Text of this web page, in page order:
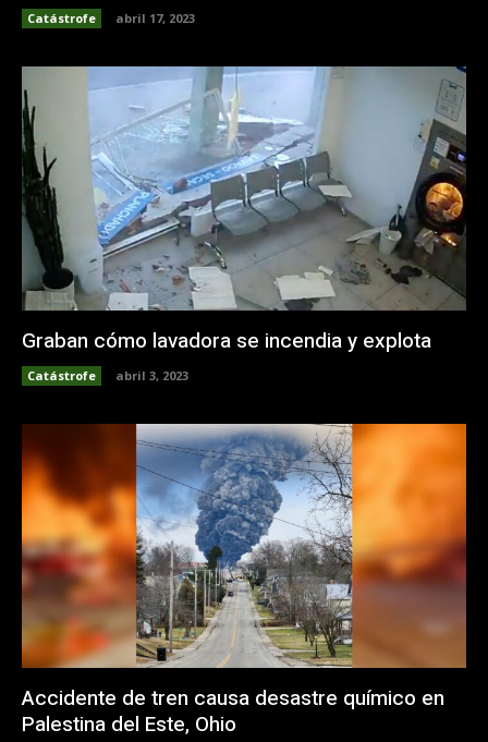
Catástrofe abril 17, 2023
Graban cómo lavadora se incendia y explota
Catástrofe abril 3, 2023
Accidente de tren causa desastre químico en
Palestina del Este, Ohio